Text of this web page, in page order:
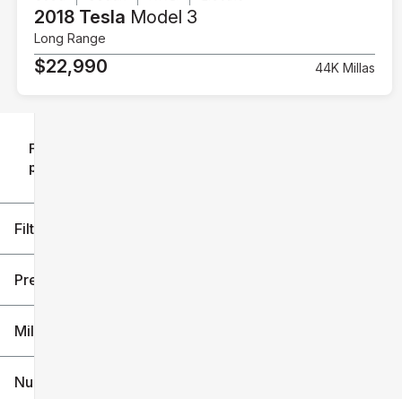
Filtrar
por
Filtros aplicados (1)
Precio
Millaje
Nuevo o usado
2018 Tesla Model 3
Long Range
$22,990 44K Millas